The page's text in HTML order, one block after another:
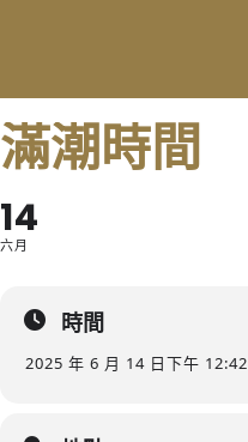
滿潮時間
14
六月
時間
2025 年 6 月 14 日下午 12:42